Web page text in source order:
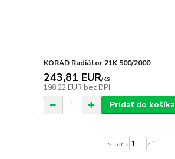
KORAD Radiátor 21K 500/2000
243,81 EUR/ks
198,22 EUR bez DPH
Pridať do košíka
strana z 1